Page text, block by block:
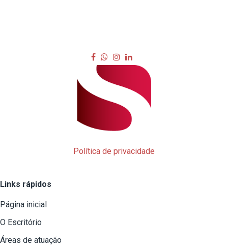
Política de privacidade
Links rápidos
Página inicial
O Escritório
Áreas de atuação